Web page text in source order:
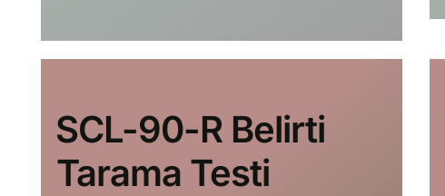
⁠SCL-90-R Belirti
Tarama Testi